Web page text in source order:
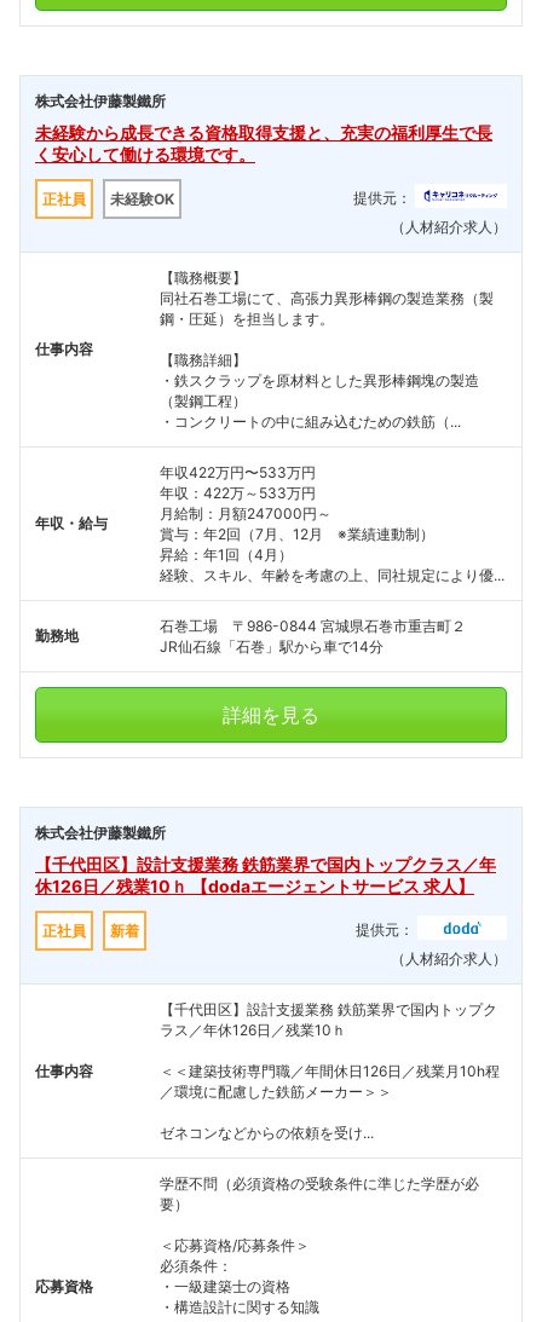
株式会社伊藤製鐵所
未経験から成長できる資格取得支援と、充実の福利厚生で長
く安心して働ける環境です。
正社員 未経験OK
提供元：
（人材紹介求人）
仕事内容
【職務概要】
同社石巻工場にて、高張力異形棒鋼の製造業務（製
鋼・圧延）を担当します。
【職務詳細】
・鉄スクラップを原材料とした異形棒鋼塊の製造
（製鋼工程）
・コンクリートの中に組み込むための鉄筋（...
年収・給与
年収422万円〜533万円
年収：422万～533万円
月給制：月額247000円～
賞与：年2回（7月、12月 ※業績連動制）
昇給：年1回（4月）
経験、スキル、年齢を考慮の上、同社規定により優...
勤務地
石巻工場 〒986-0844 宮城県石巻市重吉町２
JR仙石線「石巻」駅から車で14分
詳細を見る
株式会社伊藤製鐵所
【千代田区】設計支援業務 鉄筋業界で国内トップクラス／年
休126日／残業10ｈ 【dodaエージェントサービス 求人】
正社員 新着
提供元：
（人材紹介求人）
仕事内容
【千代田区】設計支援業務 鉄筋業界で国内トップク
ラス／年休126日／残業10ｈ
＜＜建築技術専門職／年間休日126日／残業月10h程
／環境に配慮した鉄筋メーカー＞＞
ゼネコンなどからの依頼を受け...
応募資格
学歴不問（必須資格の受験条件に準じた学歴が必
要）
＜応募資格/応募条件＞
必須条件：
・一級建築士の資格
・構造設計に関する知識